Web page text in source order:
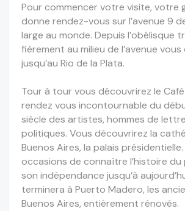
Pour commencer votre visite, votre
donne rendez-vous sur l’avenue 9
large au monde. Depuis l’obélisque
fièrement au milieu de l’avenue
jusqu’au Rio de la Plata.
Tour à tour vous découvrirez le
rendez vous incontournable du
siècle des artistes, hommes de
politiques. Vous découvrirez la
Buenos Aires, la palais
occasions de connaître l’histoire du
son indépendance jusqu’à
terminera à Puerto Madero, les
Buenos Aires, entièrement rénovés.